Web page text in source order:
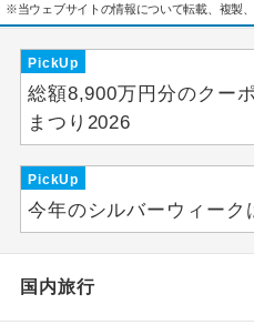
※当ウェブサイトの情報について転載、複製、
PickUp
総額8,900万円分のクー
まつり2026
PickUp
今年のシルバーウィーク
国内旅行